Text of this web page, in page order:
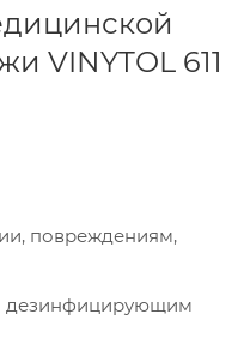
VINYTOL 611
повреждениям,
дезинфицирующим
ваше согласие,